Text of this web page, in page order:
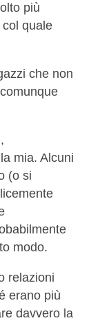
più
quale
che non
mia. Alcuni
(o si
modo.
relazioni
erano più
davvero la